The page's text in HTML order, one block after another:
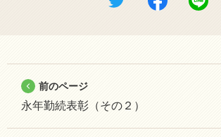
前のページ
永年勤続表彰（その２）